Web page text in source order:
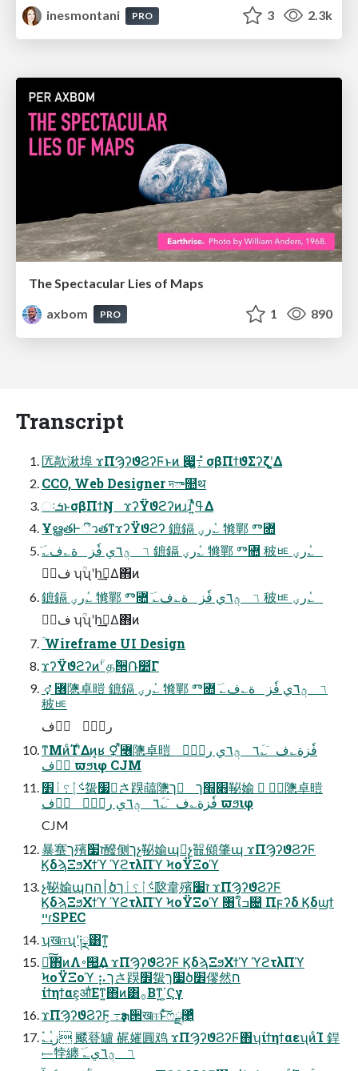
inesmontani
PRO 3 2.3k
The Spectacular Lies of Maps
axbom
PRO 1 890
Transcript
匟歊湫埠 ϫΠϠʔϑϨʔϜͱͷ ෇͖߹͍ํ σβΠϯϑΣʔζʹ͓͚Δ
CCO, Web Designer দా௚थ
ઃܭͱσβΠϯŊ ϫʔΫϑϩʔͷɹؒɹʹ͍ͭͯߟ͑Δ
ҰൠతͰීวతͳϫʔΫϑϩʔ 鏣鎘 رؠ؎ٝ 㹋鄲 ⰕꟚ
ٙ؎َ٦ ؿٖ٦ي فٗز ة؎ف 鏣鎘 رؠ؎ٝ 㹋鄲 ⰕꟚ 秛ㅷ رؠ؎ٝ
ؕٝف ʮؒʯʹհࡏ͢Δ΋ͷ
鏣鎘 رؠ؎ٝ 㹋鄲 ⰕꟚ ٙ؎َ٦ ؿٖ٦ي فٗز ة؎ف 秛ㅷ رؠ؎ٝ
ؕٝف ʮؒʯʹհࡏ͢Δ΋ͷ
ؒ Wireframe UI Design
ϫʔΫϑϩʔͷؒʹ தؒ੒Ռ෺͋Γ
⚥꟦䧭卓暟 鏣鎘 رؠ؎ٝ 㹋鄲 ⰕꟚ ٙ؎َ٦ ؿٖ٦ي فٗز ة؎ف
秛ㅷ
رؠ؎ٝ ؕٝف
ͳΜͷͨΊʹ͋Δͷ͔ʁ ⚥꟦䧭卓暟 فٗزة؎ف ٙ؎َ٦ ؿٖ٦ي رؠ؎ٝ
ؕٝف ϖϧιφ CJM
؝ٝإٝ؟أ׾䖤׷さ䠐䕎䧭ך ׋׭ך䩛媮  ⚥꟦䧭卓暟
فٗزة؎ف ٙ؎َ٦ ؿٖ٦ي رؠ؎ٝ ؕٝف ϖϧιφ
CJM
暴䗙ך殯ז׷醱侧ךչ䩛媮պչ鼅䫛肇պ ϫΠϠʔϑϨʔϜ
ϏδϡΞϧΧϯϓ ϓϩτλΠϓ ϞοΫΞοϓ
չ䩛媮պ׀החծ؝ٝإٝ؟أך㼎韋ָ殯ז׷ ϫΠϠʔϑϨʔϜ
ϏδϡΞϧΧϯϓ ϓϩτλΠϓ ϞοΫΞοϓ ৘ใߏ଄ Πϝʔδ Ϗδϣϯ
࣭ײɾSPEC
ʮखஈʯʹ༏ྼ͸ͳ͍
దͨ͠΋ͷΛ࠾୒͢Δ ϫΠϠʔϑϨʔϜ ϏδϡΞϧΧϯϓ ϓϩτλΠϓ
ϞοΫΞοϓ ⡦ךさ䠐׾䖤׷ךַծ׾僇然ח
ίϯηϯαε͕औΕͳ͍΋ͷ͸࡞Βͳ͍΄͏͕Ϛγ
ϫΠϠʔϑϨʔϜ͕ ߹ҙܗ੒खஈͱͯ͠ෆ޲͖࣮ͩͬͨྫ
ؙٓ؎،ٝز 䬐䔲罏 䞔㜠圓鸡 ϫΠϠʔϑϨʔϜ΋ʮίϯηϯαεʯͷͨΊ 銲
⟝㹀纏 ٙ؎َ٦ ؿٖ٦ي